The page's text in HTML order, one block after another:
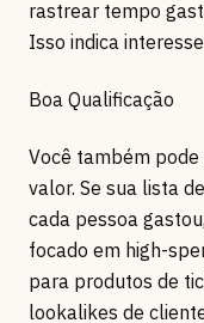
rastrear tempo
Isso indica
Boa Qualificação
Você também
valor. Se sua lista
cada pessoa
focado em high-
para produtos de
lookalikes de